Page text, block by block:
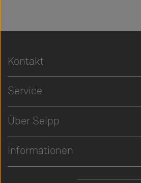
Kontakt
Service
Über Seipp
Informationen